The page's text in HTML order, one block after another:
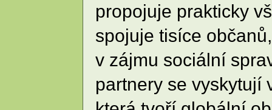
propojuje prakticky
spojuje tisíce
v zájmu sociální
partnery se vyskytují